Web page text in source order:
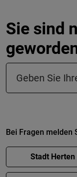
Sie sind
Suchfeld in der
Bei Fragen melden
Stadt